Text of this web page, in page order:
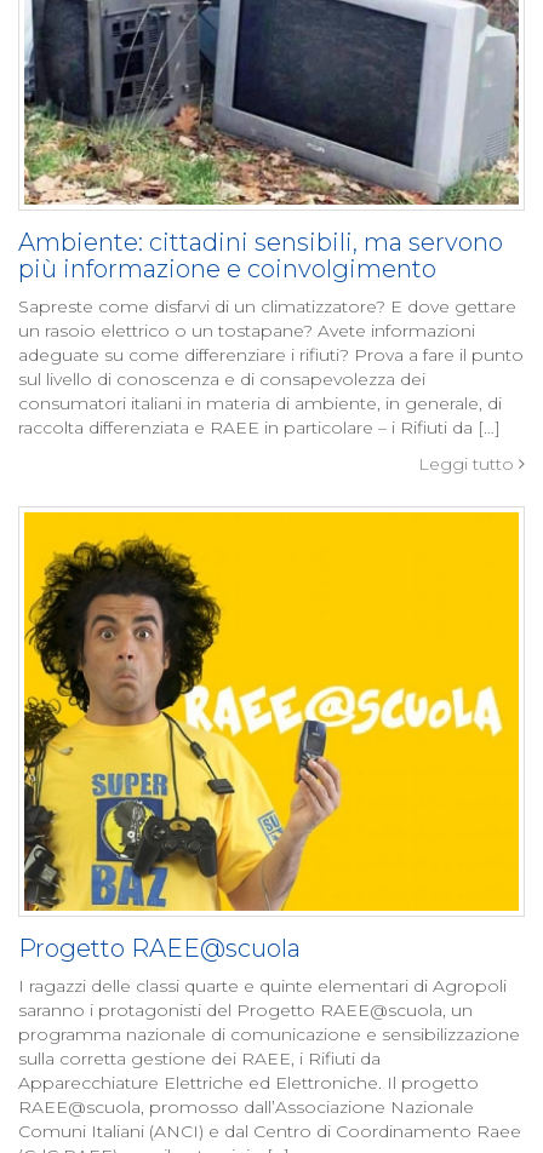
Ambiente: cittadini sensibili, ma servono
più informazione e coinvolgimento
Sapreste come disfarvi di un climatizzatore? E dove gettare
un rasoio elettrico o un tostapane? Avete informazioni
adeguate su come differenziare i rifiuti? Prova a fare il punto
sul livello di conoscenza e di consapevolezza dei
consumatori italiani in materia di ambiente, in generale, di
raccolta differenziata e RAEE in particolare – i Rifiuti da […]
Leggi tutto
Progetto RAEE@scuola
I ragazzi delle classi quarte e quinte elementari di Agropoli
saranno i protagonisti del Progetto RAEE@scuola, un
programma nazionale di comunicazione e sensibilizzazione
sulla corretta gestione dei RAEE, i Rifiuti da
Apparecchiature Elettriche ed Elettroniche. Il progetto
RAEE@scuola, promosso dall’Associazione Nazionale
Comuni Italiani (ANCI) e dal Centro di Coordinamento Raee